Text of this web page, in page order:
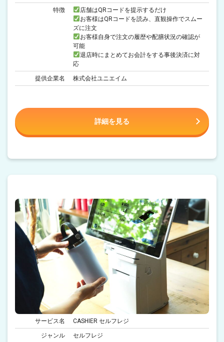
特徴
店舗はQRコードを提示するだけ
お客様はQRコードを読み、直観操作でスムー
ズに注文
お客様自身で注文の履歴や配膳状況の確認が
可能
退店時にまとめてお会計をする事後決済に対
応
提供企業名 株式会社ユニエイム
詳細を見る
サービス名 CASHIER セルフレジ
ジャンル セルフレジ